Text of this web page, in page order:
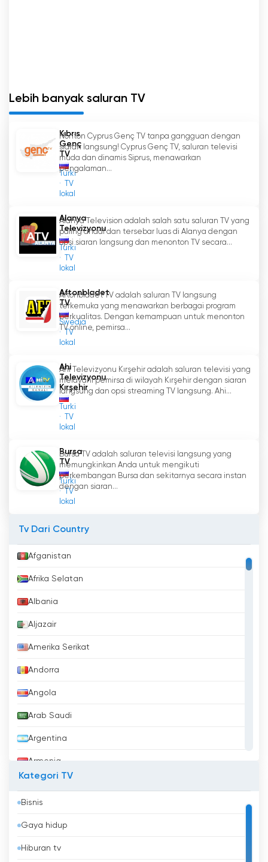
Lebih banyak saluran TV
Kıbrıs
Genç
TV
Turki
TV
lokal
Nonton Cyprus Genç TV tanpa gangguan dengan
siaran langsung! Cyprus Genç TV, saluran televisi
muda dan dinamis Siprus, menawarkan
pengalaman...
Alanya
Televizyonu
Turki
TV
lokal
Alanya Television adalah salah satu saluran TV yang
paling andal dan tersebar luas di Alanya dengan
opsi siaran langsung dan menonton TV secara...
Aftonbladet
TV
Swedia
TV
lokal
Aftonbladet TV adalah saluran TV langsung
terkemuka yang menawarkan berbagai program
berkualitas. Dengan kemampuan untuk menonton
TV online, pemirsa...
Ahi
Televizyonu
Kırşehir
Turki
TV
lokal
Ahi Televizyonu Kırşehir adalah saluran televisi yang
melayani pemirsa di wilayah Kırşehir dengan siaran
langsung dan opsi streaming TV langsung. Ahi...
Bursa
TV
Turki
TV
lokal
Bursa TV adalah saluran televisi langsung yang
memungkinkan Anda untuk mengikuti
perkembangan Bursa dan sekitarnya secara instan
dengan siaran...
Tv Dari Country
Afganistan
Afrika Selatan
Albania
Aljazair
Amerika Serikat
Andorra
Angola
Arab Saudi
Argentina
Armenia
Australia
Austria
Azerbaijan
Kategori TV
Bisnis
Gaya hidup
Hiburan tv